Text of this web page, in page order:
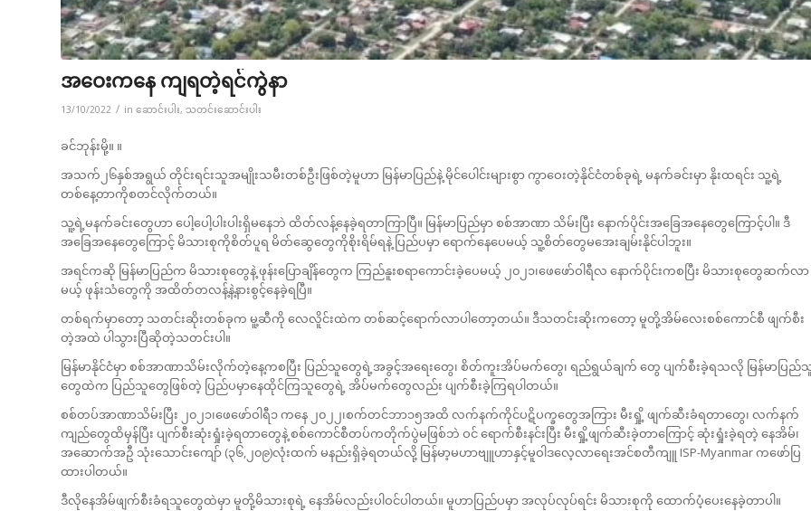
အဝေးကနေ ကျရတဲ့ရင်ကွဲနာ
13/10/2022 / in ဆောင်းပါး, သတင်းဆောင်းပါး
ခင်ဘုန်းမို့။ ။
အသက်၂၆နှစ်အရွယ် တိုင်းရင်းသူအမျိုးသမီးတစ်ဦးဖြစ်တဲ့မူဟာ မြန်မာပြည်နဲ့ မိုင်ပေါင်းများစွာ ကွာဝေးတဲ့နိုင်ငံတစ်ခုရဲ့ မနက်ခင်းမှာ နိုးထရင်း သူ့ရဲ့
တစ်နေ့တာကိုစတင်လိုက်တယ်။
သူ့ရဲ့မနက်ခင်းတွေဟာ ပေါ့ပေါ့ပါးပါးရှိမနေဘဲ ထိတ်လန့်နေခဲ့ရတာကြာပြီ။ မြန်မာပြည်မှာ စစ်အာဏာ သိမ်းပြီး နောက်ပိုင်းအခြေအနေတွေကြောင့်ပါ။ ဒီ
အခြေအနေတွေကြောင့် မိသားစုကိုစိတ်ပူရ မိတ်ဆွေတွေကိုစိုးရိမ်ရနဲ့ ပြည်ပမှာ ရောက်နေပေမယ့် သူ့စိတ်တွေမအေးချမ်းနိုင်ပါဘူး။
အရင်ကဆို မြန်မာပြည်က မိသားစုတွေနဲ့ ဖုန်းပြောချိန်တွေက ကြည်နူးစရာကောင်းခဲ့ပေမယ့် ၂၀၂၁၊ဖေဖော်ဝါရီလ နောက်ပိုင်းကစပြီး မိသားစုတွေဆက်လာ
မယ့် ဖုန်းသံတွေကို အထိတ်တလန့်နဲ့နားစွင့်နေခဲ့ရပြီ။
တစ်ရက်မှာတော့ သတင်းဆိုးတစ်ခုက မူ့ဆီကို လေလိူင်းထဲက တစ်ဆင့်ရောက်လာပါတော့တယ်။ ဒီသတင်းဆိုးကတော့ မူတို့အိမ်လေးစစ်ကောင်စီ ဖျက်စီး
တဲ့အထဲ ပါသွားပြီဆိုတဲ့သတင်းပါ။
မြန်မာနိုင်ငံမှာ စစ်အာဏာသိမ်းလိုက်တဲ့နေ့ကစပြီး ပြည်သူတွေရဲ့အခွင့်အရေးတွေ၊ စိတ်ကူးအိပ်မက်တွေ၊ ရည်ရွယ်ချက် တွေ ပျက်စီးခဲ့ရသလို မြန်မာပြည်
တွေထဲက ပြည်သူတွေဖြစ်တဲ့ ပြည်ပမှာနေထိုင်ကြသူတွေရဲ့ အိပ်မက်တွေလည်း ပျက်စီးခဲ့ကြရပါတယ်။
စစ်တပ်အာဏာသိမ်းပြီး ၂၀၂၁၊ဖေဖော်ဝါရီ၁ ကနေ ၂၀၂၂၊စက်တင်ဘာ၁၅အထိ လက်နက်ကိုင်ပဋိပက္ခတွေအကြား မီးရှို့ ဖျက်ဆီးခံရတာတွေ၊ လက်နက်
ကျည်တွေထိမှန်ပြီး ပျက်စီးဆုံးရှုံးခဲ့ရတာတွေနဲ့ စစ်ကောင်စီတပ်ကတိုက်ပွဲမဖြစ်ဘဲ ဝင် ရောက်စီးနင်းပြီး မီးရှို့ဖျက်ဆီးခဲ့တာကြောင့် ဆုံးရှုံးခဲ့ရတဲ့ နေအိမ်၊
အဆောက်အဦ သုံးသောင်းကျော် (၃၆,၂၀၉)လုံးထက် မနည်းရှိခဲ့ရတယ်လို့ မြန်မာ့မဟာဗျူဟာနှင့်မူဝါဒလေ့လာရေးအင်စတီကျူ ISP-Myanmar ကဖော်ပြ
ထားပါတယ်။
ဒီလိုနေအိမ်ဖျက်စီးခံရသူတွေထဲမှာ မူတို့မိသားစုရဲ့ နေအိမ်လည်းပါဝင်ပါတယ်။ မူဟာပြည်ပမှာ အလုပ်လုပ်ရင်း မိသားစုကို ထောက်ပံ့ပေးနေခဲ့တာပါ။